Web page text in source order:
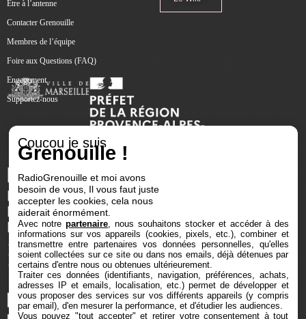
Être à l’antenne
Contacter Grenouille
Membres de l’équipe
Foire aux Questions (FAQ)
Engagement
Supportez-nous
Coucou je suis
Grenouille !
RadioGrenouille et moi avons
besoin de vous, Il vous faut juste
accepter les cookies, cela nous
aiderait énormément.
Avec notrepartenaire , nous souhaitons stocker et accéder à des
informations sur vos appareils (cookies, pixels, etc.), combiner et
transmettre entre partenaires vos données personnelles, qu'elles
soient collectées sur ce site ou dans nos emails, déjà détenues par
certains d'entre nous ou obtenues ultérieurement.
Traiter ces données (identifiants, navigation, préférences, achats,
adresses IP et emails, localisation, etc.) permet de développer et
vous proposer des services sur vos différents appareils (y compris
par email), d'en mesurer la performance, et d'étudier les audiences.
Vous pouvez "tout accepter" et retirer votre consentement à tout